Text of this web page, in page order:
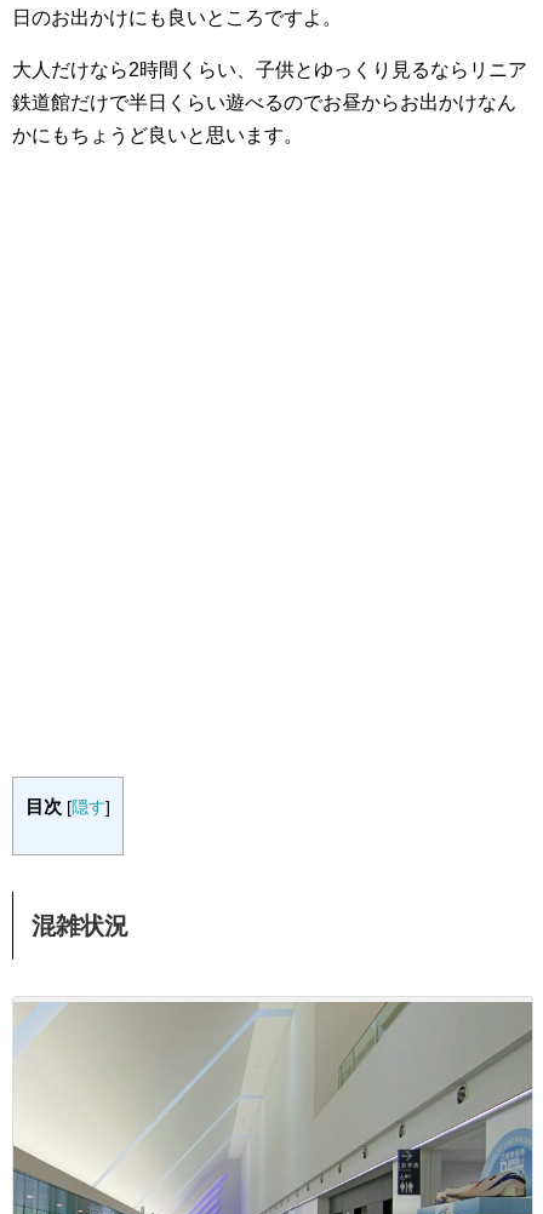
日のお出かけにも良いところですよ。
大人だけなら2時間くらい、子供とゆっくり見るならリニア
鉄道館だけで半日くらい遊べるのでお昼からお出かけなん
かにもちょうど良いと思います。
目次 [隠す]
混雑状況